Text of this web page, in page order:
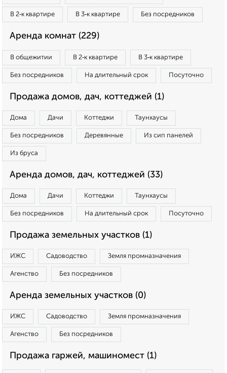
В 2‑к квартире В 3‑к квартире Без посредников
Аренда комнат (229)
В общежитии В 2‑к квартире В 3‑к квартире
Без посредников На длительный срок Посуточно
Продажа домов, дач, коттеджей (1)
Дома Дачи Коттеджи Таунхаусы
Без посредников Деревянные Из сип панелей
Из бруса
Аренда домов, дач, коттеджей (33)
Дома Дачи Коттеджи Таунхаусы
Без посредников На длительный срок Посуточно
Продажа земельных участков (1)
ИЖС Садоводство Земля промназначения
Агенство Без посредников
Аренда земельных участков (0)
ИЖС Садоводство Земля промназначения
Агенство Без посредников
Продажа гаржей, машиномест (1)